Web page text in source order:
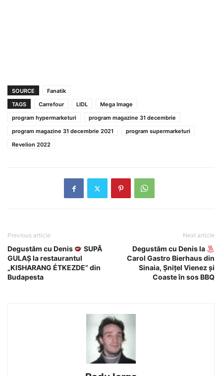
SOURCE
Fanatik
TAGS
Carrefour LIDL
Mega Image
program hypermarketuri
program magazine 31 decembrie
program magazine 31 decembrie 2021
program supermarketuri
Revelion 2022
Previous article
Degustăm cu Denis
SUPĂ
GULAȘ la restaurantul
„KISHARANG ÉTKEZDE” din
Budapesta
Next article
Degustăm cu Denis la
Carol Gastro Bierhaus din
Sinaia, Șnițel Vienez și
Coaste în sos BBQ